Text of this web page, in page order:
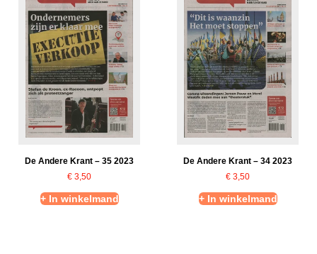
De Andere Krant – 35 2023
€ 3,50
+ In winkelmand
De Andere Krant – 34 2023
€ 3,50
+ In winkelmand